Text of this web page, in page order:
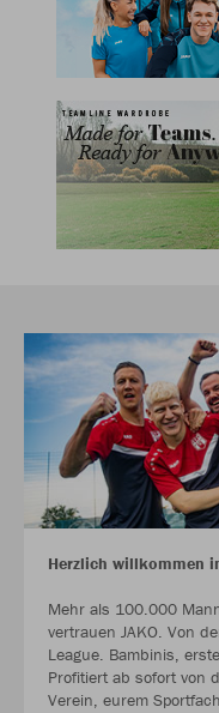
Herzlich willkommen
Mehr als 100.000
vertrauen JAKO. Von
League. Bambinis,
Profitiert ab sofort von
Verein, eurem